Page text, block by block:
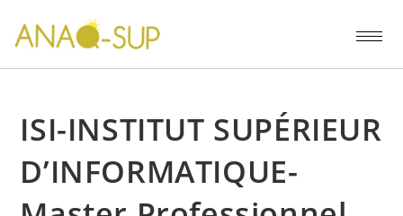
ISI-INSTITUT SUPÉRIEUR
D’INFORMATIQUE-